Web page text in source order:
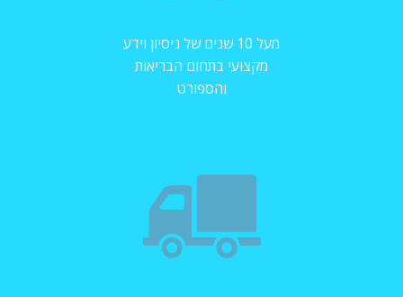
מעל 10 שנים של ניסיון וידע
מקצועי בתחום הבריאות
והספורט